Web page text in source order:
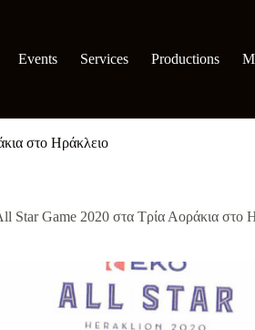
Events Services Productions
στο Ηράκλειο
Star Game 2020 στα Τρία Αοράκια στο